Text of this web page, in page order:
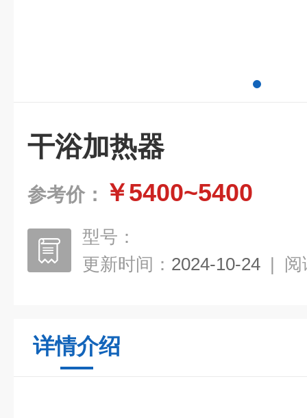
干浴加热器
参考价： ￥5400~5400
型号：
更新时间： 2024-10-24 | 阅
详情介绍